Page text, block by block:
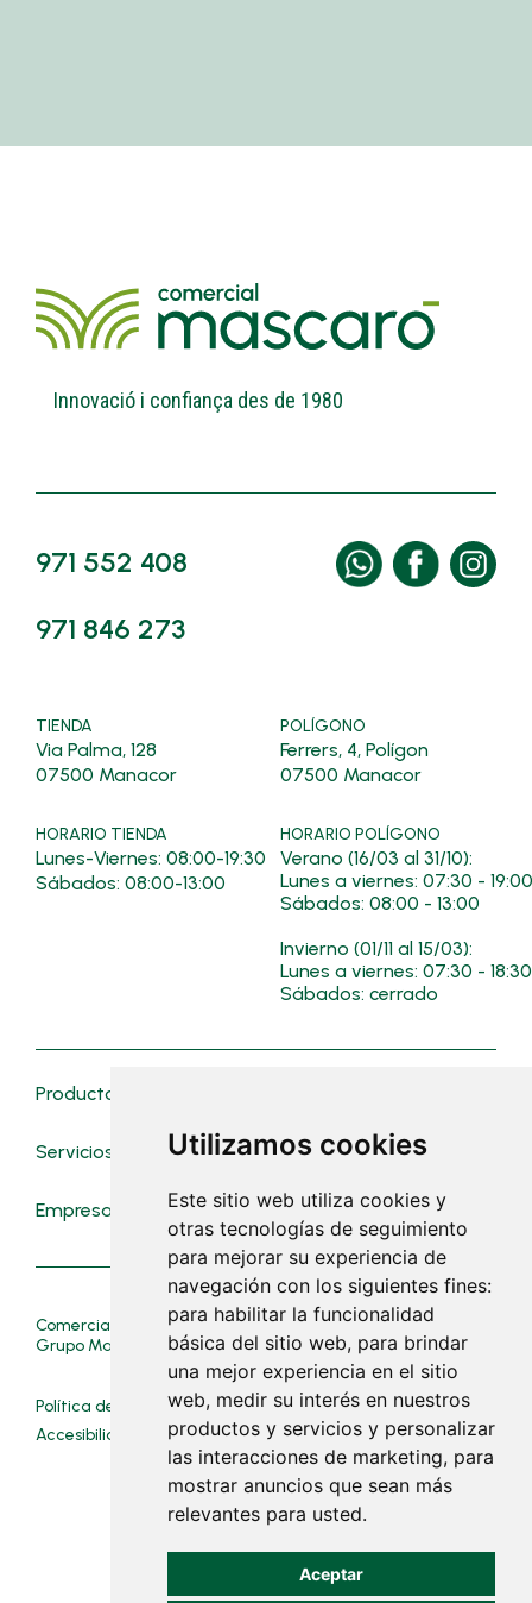
Utilizamos cookies
Este sitio web utiliza cookies y
otras tecnologías de seguimiento
para mejorar su experiencia de
navegación con los siguientes fines:
para habilitar la funcionalidad
básica del sitio web, para brindar
una mejor experiencia en el sitio
web, medir su interés en nuestros
productos y servicios y personalizar
las interacciones de marketing, para
mostrar anuncios que sean más
relevantes para usted.
Aceptar
Innovació i confiança des de 1980
971 552 408
971 846 273
TIENDA
Via Palma, 128
07500 Manacor
POLÍGONO
Ferrers, 4, Polígon
07500 Manacor
HORARIO TIENDA
Lunes-Viernes: 08:00-19:30
Sábados: 08:00-13:00
HORARIO POLÍGONO
Verano (16/03 al 31/10):
Lunes a viernes: 07:30 - 19:00
Sábados: 08:00 - 13:00
Invierno (01/11 al 15/03):
Lunes a viernes: 07:30 - 18:30
Sábados: cerrado
Productos
Servicios
Empresa
Contacto
Trabaja con nosotros
Comercial Mascaró© Suministres Manacor© pertenecen al
Grupo Mascaró.
Política de cookies__ Política de privacidad__
Accesibilidad__
Mapa Web__ Aviso Legal_